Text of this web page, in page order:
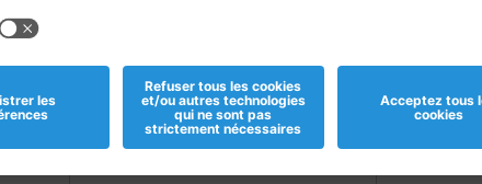
Informations
Magasins
Points